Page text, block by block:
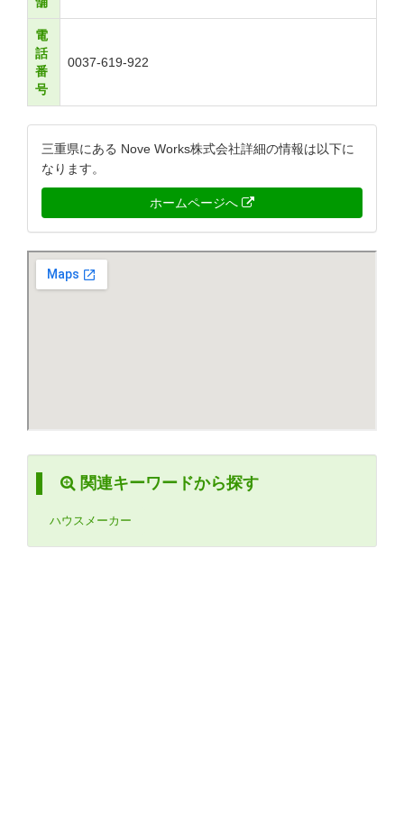
電
話
番
号
0037-619-922
三重県にある Nove Works株式会社詳細の情報は以下に
なります。
ホームページへ
関連キーワードから探す
ハウスメーカー